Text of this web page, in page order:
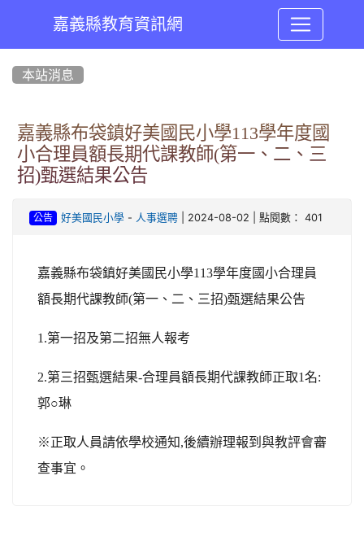
嘉義縣教育資訊網
本站消息
嘉義縣布袋鎮好美國民小學113學年度國
小合理員額長期代課教師(第一、二、三
招)甄選結果公告
公告 好美國民小學- 人事選聘| 2024-08-02 | 點閱數： 401
嘉義縣布袋鎮好美國民小學113學年度國小合理員
額長期代課教師(第一、二、三招)甄選結果公告
1.第一招及第二招無人報考
2.第三招甄選結果-合理員額長期代課教師正取1名:
郭○琳
※正取人員請依學校通知,後續辦理報到與教評會審
查事宜。